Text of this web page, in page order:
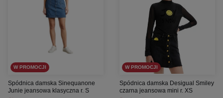
W PROMOCJI
Spódnica damska Sinequanone
Junie jeansowa klasyczna r. S
W PROMOCJI
Spódnica damska Desigual Smiley
czarna jeansowa mini r. XS